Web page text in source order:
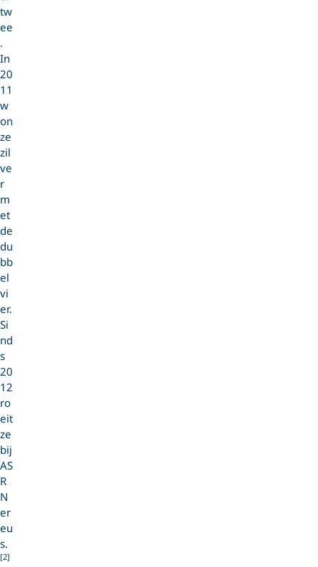
tw
ee
.
In
20
11
w
on
ze
zil
ve
r
m
et
de
du
bb
el
vi
er.
Si
nd
s
20
12
ro
eit
ze
bij
AS
R
N
er
eu
s.
[2]